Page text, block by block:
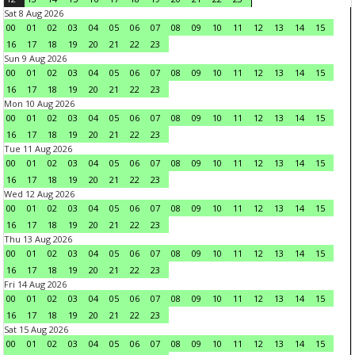
Sat 8 Aug 2026
00
01 02 03 04 05 06 07 08 09 10 11 12 13 14
15
16
17 18 19 20 21 22
23
Sun 9 Aug 2026
00
01 02 03 04 05 06 07 08 09 10 11 12 13 14
15
16
17 18 19 20 21 22
23
Mon 10 Aug 2026
00
01 02 03 04 05 06 07 08 09 10 11 12 13 14
15
16
17 18 19 20 21 22
23
Tue 11 Aug 2026
00
01 02 03 04 05 06 07 08 09 10 11 12 13 14
15
16
17 18 19 20 21 22
23
Wed 12 Aug 2026
00
01 02 03 04 05 06 07 08 09 10 11 12 13 14
15
16
17 18 19 20 21 22
23
Thu 13 Aug 2026
00
01 02 03 04 05 06 07 08 09 10 11 12 13 14
15
16
17 18 19 20 21 22
23
Fri 14 Aug 2026
00
01 02 03 04 05 06 07 08 09 10 11 12 13 14
15
16
17 18 19 20 21 22
23
Sat 15 Aug 2026
00
01 02 03 04 05 06 07 08 09 10 11 12 13 14
15